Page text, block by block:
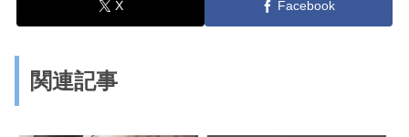
X Facebook
関連記事